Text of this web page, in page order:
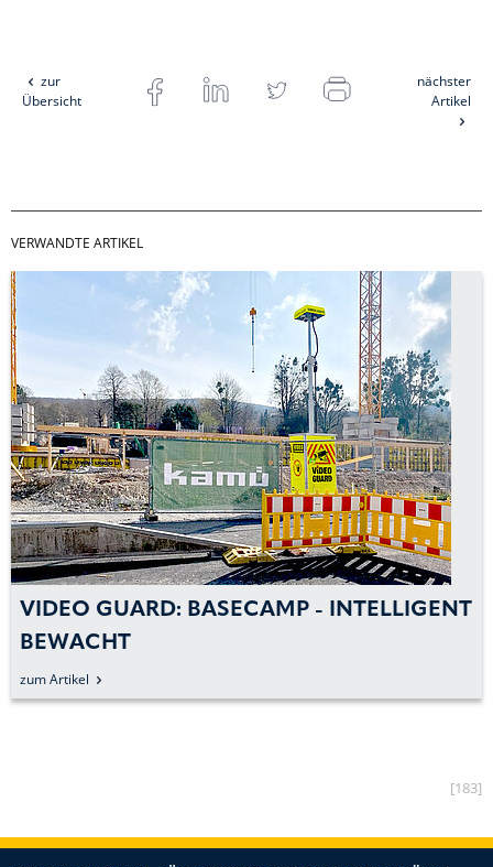
zur
Übersicht
nächster
Artikel
VERWANDTE ARTIKEL
VIDEO GUARD: BASECAMP - INTELLIGENT
BEWACHT
zum Artikel
[183]